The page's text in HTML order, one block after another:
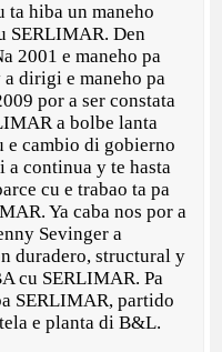
ta hiba un maneho
SERLIMAR. Den
2001 e maneho pa
dirigi e maneho pa
por a ser constata
a bolbe lanta
e cambio di gobierno
a continua y te hasta
cu e trabao ta pa
Ya caba nos por a
Sevinger a
duradero, structural y
cu SERLIMAR. Pa
SERLIMAR, partido
e planta di B&L.